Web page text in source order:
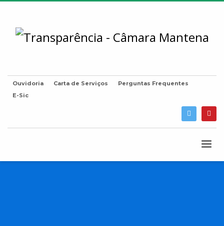
Ouvidoria Carta de Serviços
Perguntas Frequentes
E-Sic